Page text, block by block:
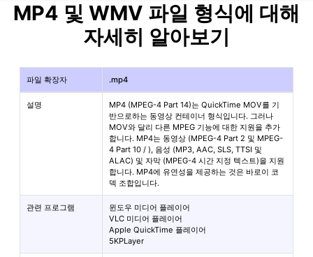
MP4 및 WMV 파일 형식에 대해
자세히 알아보기
파일 확장자 .mp4
설명
MP4 (MPEG-4 Part 14)는 QuickTime MOV를 기
반으로하는 동영상 컨테이너 형식입니다. 그러나
MOV와 달리 다른 MPEG 기능에 대한 지원을 추가
합니다. MP4는 동영상 (MPEG-4 Part 2 및 MPEG-
4 Part 10 /), 음성 (MP3, AAC, SLS, TTSI 및
ALAC) 및 자막 (MPEG-4 시간 지정 텍스트)을 지원
합니다. MP4에 유연성을 제공하는 것은 바로이 코
덱 조합입니다.
관련 프로그램
윈도우 미디어 플레이어
VLC 미디어 플레이어
Apple QuickTime 플레이어
5KPLayer